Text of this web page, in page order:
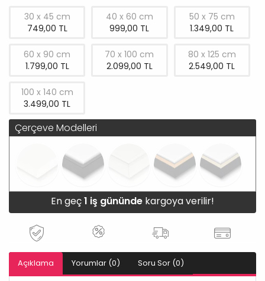
30 x 45 cm
749,00 TL
40 x 60 cm
999,00 TL
50 x 75 cm
1.349,00 TL
60 x 90 cm
1.799,00 TL
70 x 100 cm
2.099,00 TL
80 x 125 cm
2.549,00 TL
100 x 140 cm
3.499,00 TL
Çerçeve Modelleri
En geç1 iş gününde kargoya verilir!
Açıklama Yorumlar (0) Soru Sor (0)